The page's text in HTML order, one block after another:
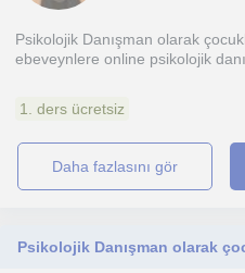
Psikolojik Danışman olarak
ebeveynlere online psikolojik
1. ders ücretsiz
daha fazlasını gör